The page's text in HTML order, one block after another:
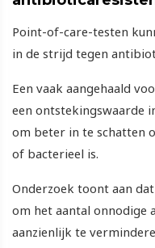
Point-of-care-testen
in de strijd tegen
Een vaak aangehaald
een ontstekingswaarde
om beter in te schatten
of bacterieel is.
Onderzoek toont aan
om het aantal
aanzienlijk te